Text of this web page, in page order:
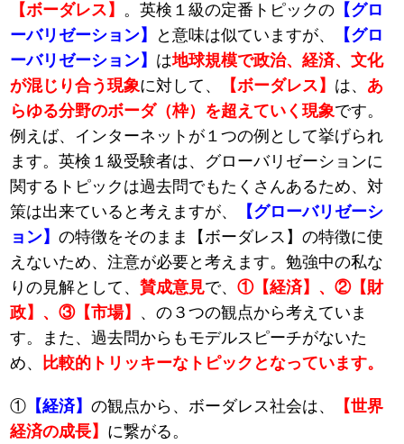
【ボーダレス】 。英検１級の定番トピックの 【グロ
ーバリゼーション】
と意味は似ていますが、
【グロ
ーバリゼーション】 は地球規模で政治、経済、文化
が混じり合う現象に対して、 【ボーダレス】 は、 あ
らゆる分野のボーダ（枠）を超えていく現象です。
例えば、インターネットが１つの例として挙げられ
ます。英検１級受験者は、グローバリゼーションに
関するトピックは過去問でもたくさんあるため、対
策は出来ていると考えますが、
【グローバリゼーシ
ョン】の特徴をそのまま【ボーダレス】の特徴に使
えないため、注意が必要と考えます。勉強中の私な
りの見解として、賛成意見で、①【経済】、②【財
政】、③【市場】 、の３つの観点から考えていま
す。また、過去問からもモデルスピーチがないた
め、
比較的トリッキーなトピックとなっています。
① 【経済】の観点から、ボーダレス社会は、
【世界
経済の成長】 に繋がる。